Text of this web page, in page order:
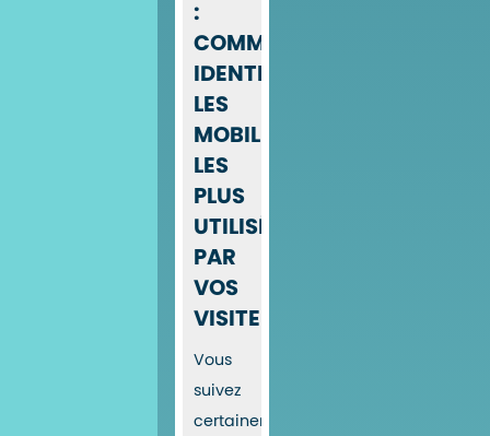
:
COMMENT
IDENTIFIER
LES
MOBILES
LES
PLUS
UTILISÉS
PAR
VOS
VISITEURS
Vous
suivez
certainement